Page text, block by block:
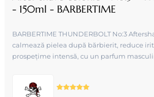
- 150ml - BARBERTIME
BARBERTIME THUNDERBOLT No:3
calmează pielea după bărbierit, reduce
prospețime intensă, cu un parfum